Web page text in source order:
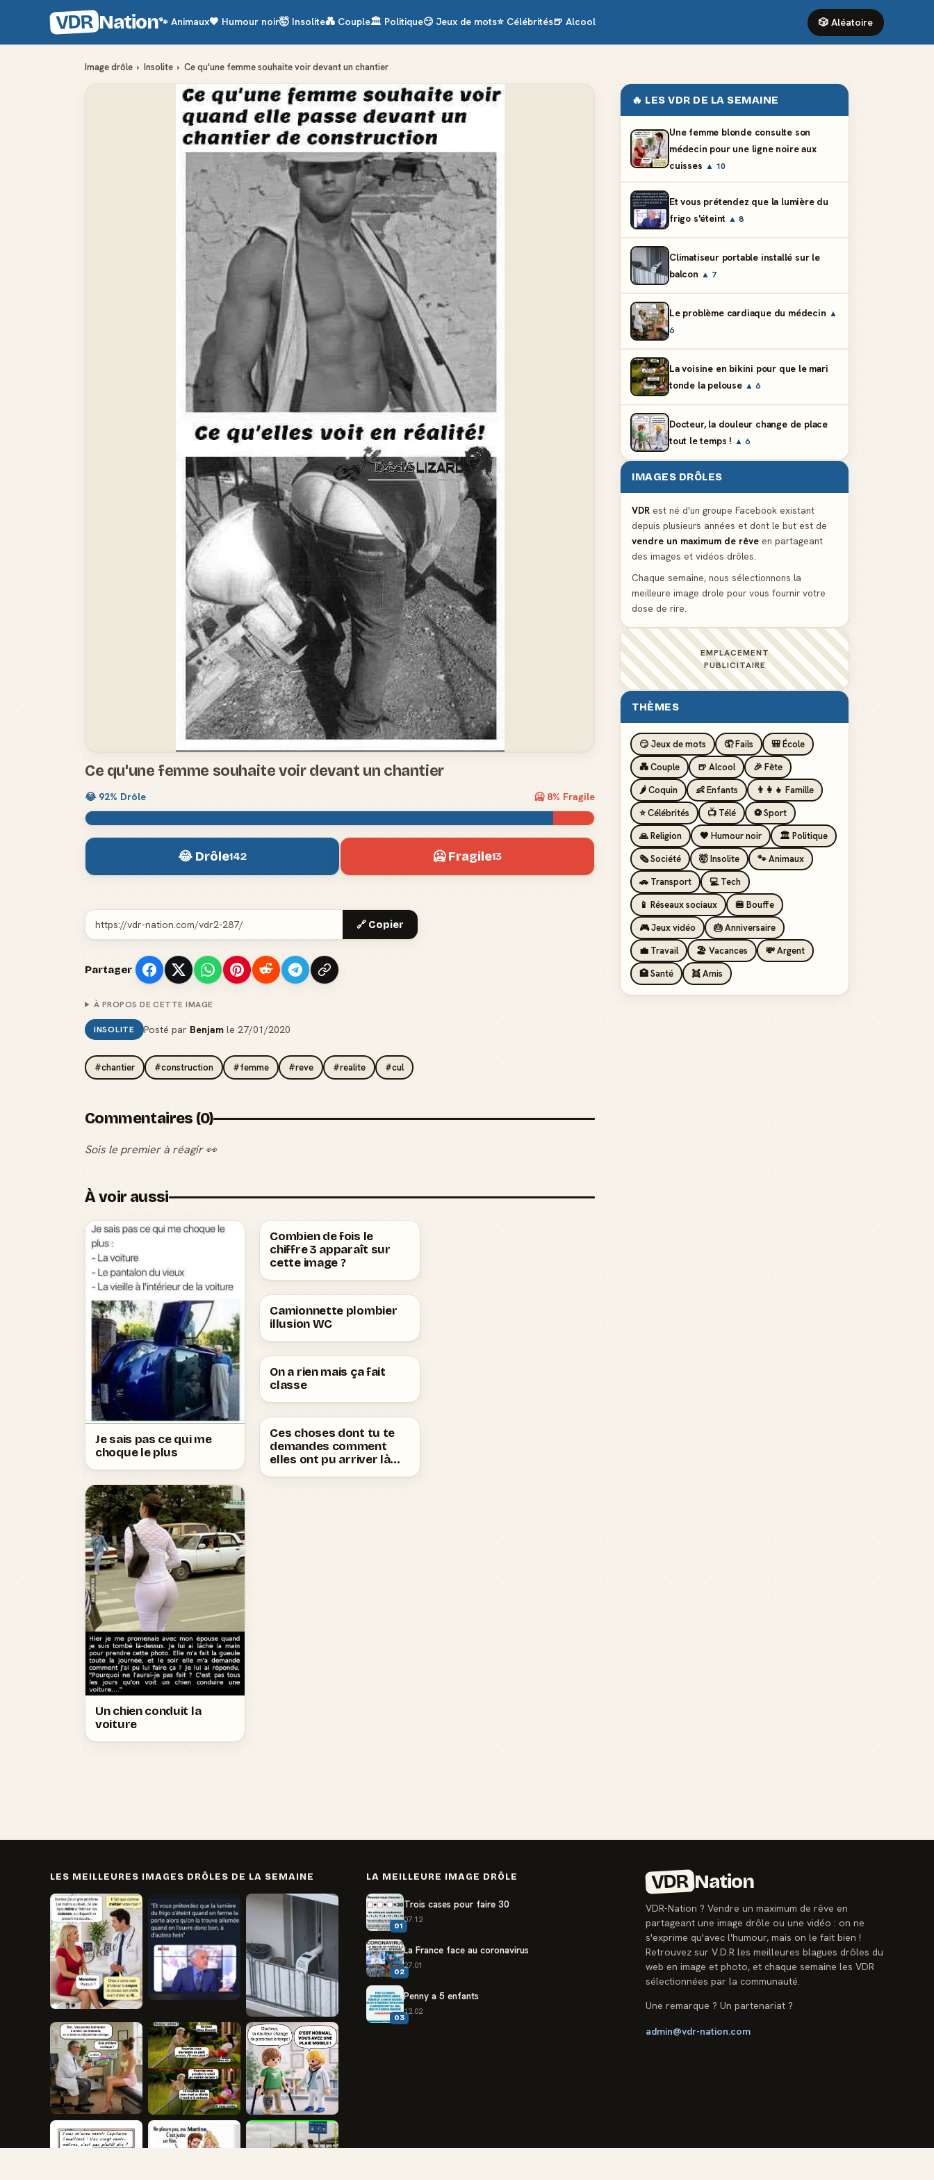
VDR Nation🐾 Animaux🖤 Humour noir🤯 Insolite💑 Couple🏛️ Politique😏 Jeux de mots⭐ Célébrités🍺 Alcool 🎲 Aléatoire
Image drôle › Insolite › Ce qu'une femme souhaite voir devant un chantier
Ce qu'une femme souhaite voir devant un chantier
😂 92% Drôle 🥶 8% Fragile
😂 Drôle142 🥶 Fragile13
🔗 Copier
Partager
À PROPOS DE CETTE IMAGE
INSOLITE Posté par Benjamle 27/01/2020
#chantier #construction #femme #reve #realite #cul
Commentaires (0)
Sois le premier à réagir 👀
À voir aussi
Je sais pas ce qui me
choque le plus
Un chien conduit la
voiture
Combien de fois le
chiffre 3 apparaît sur
cette image ?
Camionnette plombier
illusion WC
On a rien mais ça fait
classe
Ces choses dont tu te
demandes comment
elles ont pu arriver là…
🔥 LES VDR DE LA SEMAINE
Une femme blonde consulte son
médecin pour une ligne noire aux
cuisses ▲ 10
Et vous prétendez que la lumière du
frigo s'éteint ▲ 8
Climatiseur portable installé sur le
balcon ▲ 7
Le problème cardiaque du médecin ▲
6
La voisine en bikini pour que le mari
tonde la pelouse ▲ 6
Docteur, la douleur change de place
tout le temps ! ▲ 6
IMAGES DRÔLES
VDR est né d'un groupe Facebook existant
depuis plusieurs années et dont le but est de
vendre un maximum de rêve en partageant
des images et vidéos drôles.
Chaque semaine, nous sélectionnons la
meilleure image drole pour vous fournir votre
dose de rire.
EMPLACEMENT
PUBLICITAIRE
THÈMES
😏 Jeux de mots 🤦 Fails
🎒 École
💑 Couple
🍺 Alcool
🎉 Fête
🌶️ Coquin
👶 Enfants
👨‍👩‍👧 Famille
⭐ Célébrités
📺 Télé
⚽ Sport
🙏 Religion
🖤 Humour noir
🏛️ Politique
🗞️ Société
🤯 Insolite
🐾 Animaux
🚗 Transport
💻 Tech
📱 Réseaux sociaux
🍔 Bouffe
🎮 Jeux vidéo
🎂 Anniversaire
💼 Travail
🏖️ Vacances
💸 Argent
🏥 Santé
👯 Amis
LES MEILLEURES IMAGES DRÔLES DE LA SEMAINE LA MEILLEURE IMAGE DRÔLE
01
Trois cases pour faire 30
07.12
02
La France face au coronavirus
27.01
03
Penny a 5 enfants
12.02
VDR Nation
VDR-Nation ? Vendre un maximum de rêve en
partageant une image drôle ou une vidéo : on ne
s'exprime qu'avec l'humour, mais on le fait bien !
Retrouvez sur V.D.R les meilleures blagues drôles du
web en image et photo, et chaque semaine les VDR
sélectionnées par la communauté.
Une remarque ? Un partenariat ?
admin@vdr-nation.com